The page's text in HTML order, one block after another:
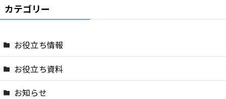
カテゴリー
お役立ち情報
お役立ち資料
お知らせ